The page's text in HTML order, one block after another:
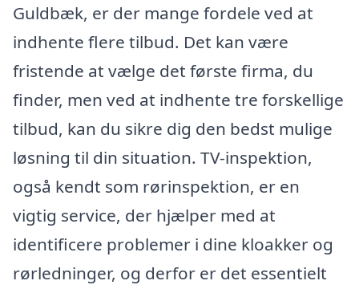
Guldbæk, er der mange fordele ved at
indhente flere tilbud. Det kan være
fristende at vælge det første firma, du
finder, men ved at indhente tre forskellige
tilbud, kan du sikre dig den bedst mulige
løsning til din situation. TV-inspektion,
også kendt som rørinspektion, er en
vigtig service, der hjælper med at
identificere problemer i dine kloakker og
rørledninger, og derfor er det essentielt